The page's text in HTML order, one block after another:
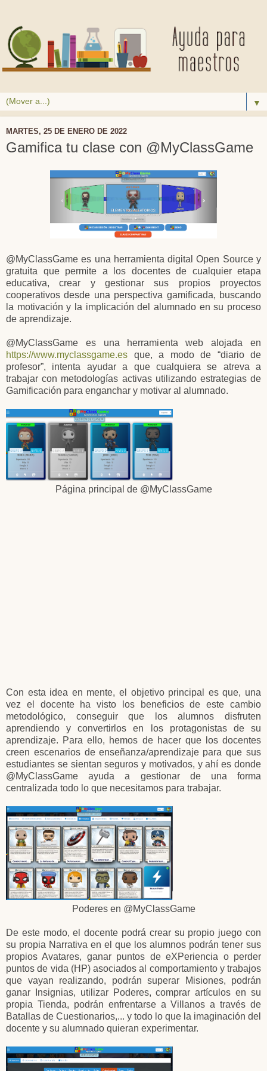
▼
MARTES, 25 DE ENERO DE 2022
Gamifica tu clase con @MyClassGame
@MyClassGame es una herramienta digital Open Source y
gratuita que permite a los docentes de cualquier etapa
educativa, crear y gestionar sus propios proyectos
cooperativos desde una perspectiva gamificada, buscando
la motivación y la implicación del alumnado en su proceso
de aprendizaje.
@MyClassGame es una herramienta web alojada en
https://www.myclassgame.es que, a modo de “diario de
profesor”, intenta ayudar a que cualquiera se atreva a
trabajar con metodologías activas utilizando estrategias de
Gamificación para enganchar y motivar al alumnado.
Página principal de @MyClassGame
Con esta idea en mente, el objetivo principal es que, una
vez el docente ha visto los beneficios de este cambio
metodológico, conseguir que los alumnos disfruten
aprendiendo y convertirlos en los protagonistas de su
aprendizaje. Para ello, hemos de hacer que los docentes
creen escenarios de enseñanza/aprendizaje para que sus
estudiantes se sientan seguros y motivados, y ahí es donde
@MyClassGame ayuda a gestionar de una forma
centralizada todo lo que necesitamos para trabajar.
Poderes en @MyClassGame
De este modo, el docente podrá crear su propio juego con
su propia Narrativa en el que los alumnos podrán tener sus
propios Avatares, ganar puntos de eXPeriencia o perder
puntos de vida (HP) asociados al comportamiento y trabajos
que vayan realizando, podrán superar Misiones, podrán
ganar Insignias, utilizar Poderes, comprar artículos en su
propia Tienda, podrán enfrentarse a Villanos a través de
Batallas de Cuestionarios,... y todo lo que la imaginación del
docente y su alumnado quieran experimentar.